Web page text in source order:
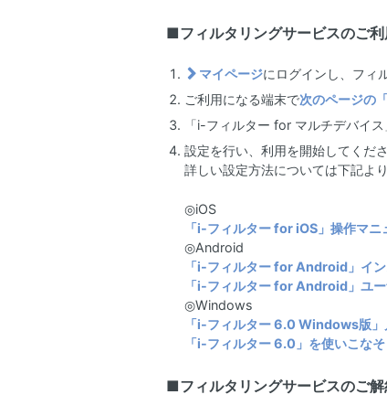
■フィルタリングサービスのご利
マイページにログインし、フィ
ご利用になる端末で次のページの
「i-フィルター for マルチデバイ
設定を行い、利用を開始してくださ
詳しい設定方法については下記よ
◎iOS
「i-フィルター for iOS」操作マニ
◎Android
「i-フィルター for Android」イ
「i-フィルター for Android」ユ
◎Windows
「i-フィルター 6.0 Windows版」
「i-フィルター 6.0」を使いこな
■フィルタリングサービスのご解